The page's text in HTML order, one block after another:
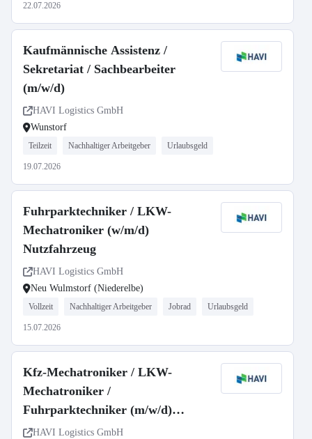
22.07.2026
Kaufmännische Assistenz /
Sekretariat / Sachbearbeiter
(m/w/d)
HAVI Logistics GmbH
Wunstorf
Teilzeit Nachhaltiger Arbeitgeber Urlaubsgeld
19.07.2026
Fuhrparktechniker / LKW-
Mechatroniker (w/m/d)
Nutzfahrzeug
HAVI Logistics GmbH
Neu Wulmstorf (Niederelbe)
Vollzeit Nachhaltiger Arbeitgeber Jobrad Urlaubsgeld
15.07.2026
Kfz-Mechatroniker / LKW-
Mechatroniker /
Fuhrparktechniker (m/w/d)
Nutzfahrzeugtechnik | LKW-
HAVI Logistics GmbH